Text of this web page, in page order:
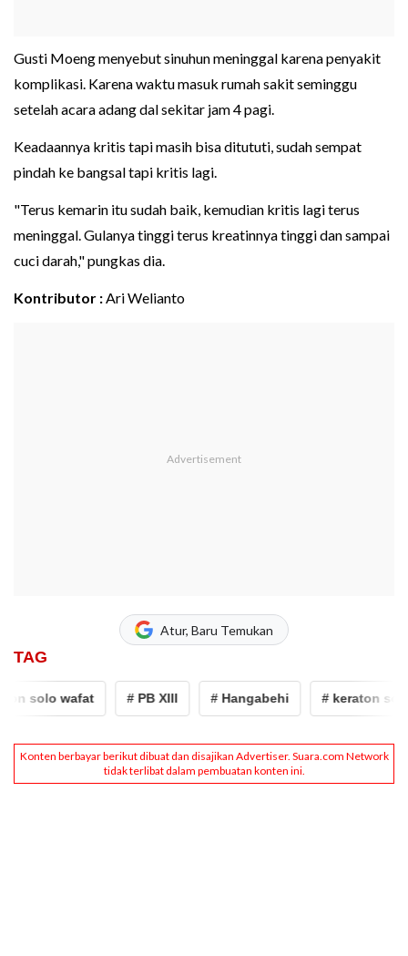
Gusti Moeng menyebut sinuhun meninggal karena penyakit
komplikasi. Karena waktu masuk rumah sakit seminggu
setelah acara adang dal sekitar jam 4 pagi.
Keadaannya kritis tapi masih bisa ditututi, sudah sempat
pindah ke bangsal tapi kritis lagi.
"Terus kemarin itu sudah baik, kemudian kritis lagi terus
meninggal. Gulanya tinggi terus kreatinnya tinggi dan sampai
cuci darah," pungkas dia.
Kontributor :Ari Welianto
Atur, Baru Temukan
TAG
solo wafat # PB XIII # Hangabehi # keraton solo